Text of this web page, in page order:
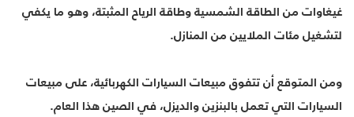
غيغاوات من الطاقة الشمسية وطاقة الرياح المثبتة، وهو ما يكفي
لتشغيل مئات الملايين من المنازل.
ومن المتوقع أن تتفوق مبيعات السيارات الكهربائية، على مبيعات
السيارات التي تعمل بالبنزين والديزل، في الصين هذا العام.